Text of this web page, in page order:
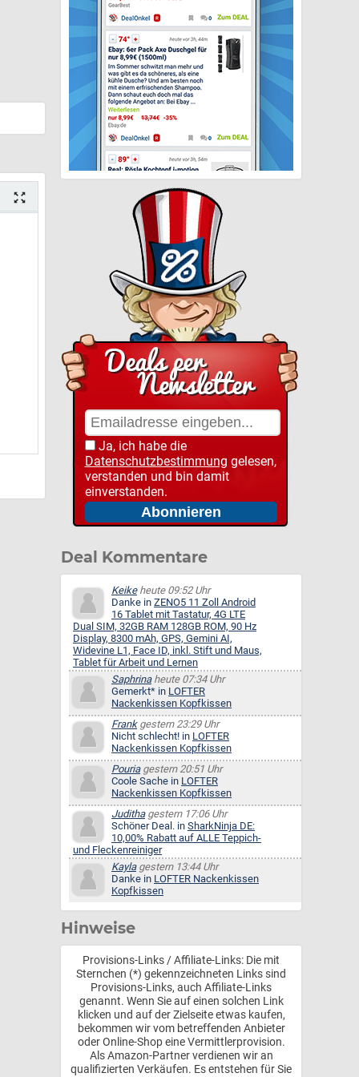
Ja, ich habe die
Datenschutzbestimmung gelesen,
verstanden und bin damit
einverstanden.
Deal Kommentare
Keikeheute 09:52 Uhr
Danke in ZENO5 11 Zoll Android
16 Tablet mit Tastatur, 4G LTE
Dual SIM, 32GB RAM 128GB ROM, 90 Hz
Display, 8300 mAh, GPS, Gemini AI,
Widevine L1, Face ID, inkl. Stift und Maus,
Tablet für Arbeit und Lernen
Saphrinaheute 07:34 Uhr
Gemerkt* in LOFTER
Nackenkissen Kopfkissen
Frankgestern 23:29 Uhr
Nicht schlecht! in LOFTER
Nackenkissen Kopfkissen
Pouriagestern 20:51 Uhr
Coole Sache in LOFTER
Nackenkissen Kopfkissen
Judithagestern 17:06 Uhr
Schöner Deal. in SharkNinja DE:
10,00% Rabatt auf ALLE Teppich-
und Fleckenreiniger
Kaylagestern 13:44 Uhr
Danke in LOFTER Nackenkissen
Kopfkissen
Hinweise
Provisions-Links / Affiliate-Links: Die mit
Sternchen (*) gekennzeichneten Links sind
Provisions-Links, auch Affiliate-Links
genannt. Wenn Sie auf einen solchen Link
klicken und auf der Zielseite etwas kaufen,
bekommen wir vom betreffenden Anbieter
oder Online-Shop eine Vermittlerprovision.
Als Amazon-Partner verdienen wir an
qualifizierten Verkäufen. Es entstehen für Sie